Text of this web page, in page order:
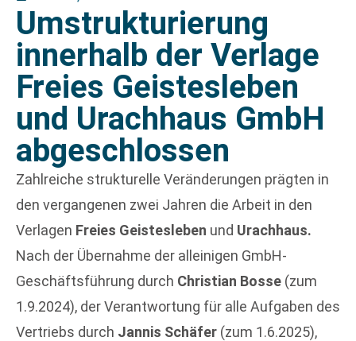
Umstrukturierung
innerhalb der Verlage
Freies Geistesleben
und Urachhaus GmbH
abgeschlossen
Zahlreiche strukturelle Veränderungen prägten in
den vergangenen zwei Jahren die Arbeit in den
Verlagen Freies Geistesleben und Urachhaus.
Nach der Übernahme der alleinigen GmbH-
Geschäftsführung durch Christian Bosse (zum
1.9.2024), der Verantwortung für alle Aufgaben des
Vertriebs durch Jannis Schäfer (zum 1.6.2025),